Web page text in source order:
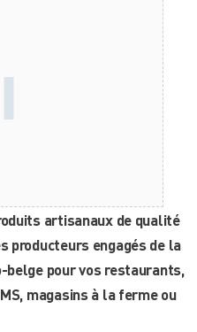
artisanaux de qualité
producteurs engagés de la
pour vos restaurants,
magasins à la ferme ou